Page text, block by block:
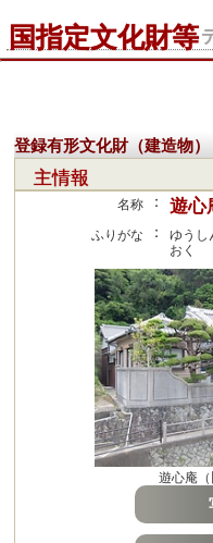
国指定文化財等
登録有形文化財（建造物）
主情報
名称 ： 遊心
ふりがな ：
ゆうし
おく
遊心庵